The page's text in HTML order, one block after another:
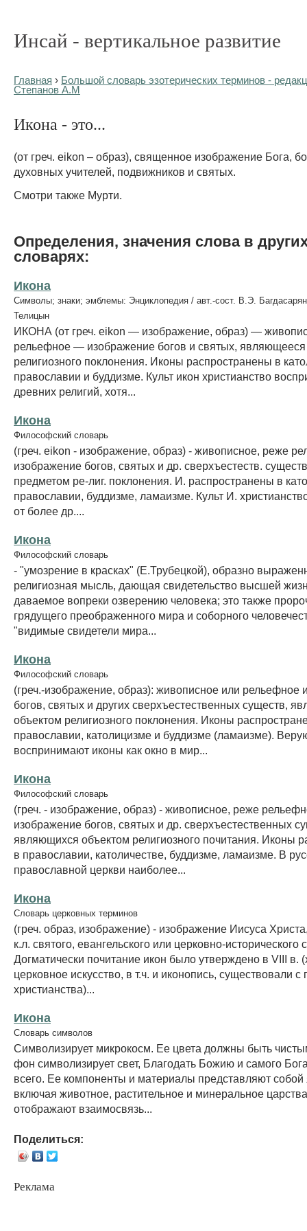
Инсай - вертикальное развитие
Главная › Большой словарь эзотерических терминов -
Степанов А.М
Икона - это...
(от греч. eikon – образ), священное изображение Бога,
духовных учителей, подвижников и святых.
Смотри также Мурти.
Определения, значения слова в
словарях:
Икона
Символы; знаки; эмблемы: Энциклопедия / авт.-сост. В.Э.
Телицын
ИКОНА (от греч. eikon — изображение, образ) —
рельефное — изображение богов и святых,
религиозного поклонения. Иконы распространены в
православии и буддизме. Культ икон христианство
древних религий, хотя...
Икона
Философский словарь
(греч. eikon - изображение, образ) - живописное, реже
изображение богов, святых и др. сверхъестеств.
предметом ре-лиг. поклонения. И. распространены в
православии, буддизме, ламаизме. Культ И.
от более др....
Икона
Философский словарь
- "умозрение в красках" (Е.Трубецкой), образно
религиозная мысль, дающая свидетельство высшей
даваемое вопреки озверению человека; это также
грядущего преображенного мира и соборного
"видимые свидетели мира...
Икона
Философский словарь
(греч.-изображение, образ): живописное или рельефное
богов, святых и других сверхъестественных существ,
объектом религиозного поклонения. Иконы
православии, католицизме и буддизме (ламаизме).
воспринимают иконы как окно в мир...
Икона
Философский словарь
(греч. - изображение, образ) - живописное, реже
изображение богов, святых и др. сверхъестественных
являющихся объектом религиозного почитания. Иконы
в православии, католичестве, буддизме, ламаизме. В
православной церкви наиболее...
Икона
Словарь церковных терминов
(греч. образ, изображение) - изображение Иисуса
к.л. святого, евангельского или церковно-исторического
Догматически почитание икон было утверждено в VIII в.
церковное искусство, в т.ч. и иконопись, существовали
христианства)...
Икона
Словарь символов
Символизирует микрокосм. Ее цвета должны быть
фон символизирует свет, Благодать Божию и самого
всего. Ее компоненты и материалы представляют
включая животное, растительное и минеральное
отображают взаимосвязь...
Поделиться:
Реклама